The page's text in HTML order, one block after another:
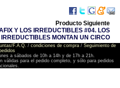
Producto Siguiente
Y LOS IRREDUCTIBLES #04. LOS
IRREDUCTIBLES MONTAN UN CIRCO
F.A.Q. / condiciones de compra/ Seguimiento de
a sábados de 10h a 14h y de 17h a 21h.
válidas para el pedido completo, y sólo para pedidos